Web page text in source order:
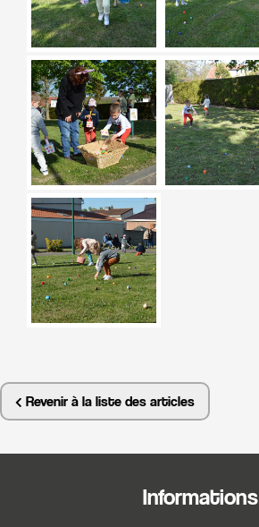
Revenir à la liste des articles
Informations